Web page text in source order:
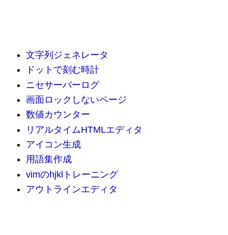
文字列ジェネレータ
ドットで刻む時計
ニセサーバーログ
画面ロックしないページ
数値カウンター
リアルタイムHTMLエディタ
アイコン生成
用語集作成
vimのhjklトレーニング
アウトラインエディタ